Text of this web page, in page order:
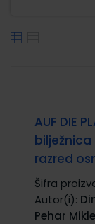
AUF DIE
bilježnica
razred
Šifra
Autor(i):
Pehar